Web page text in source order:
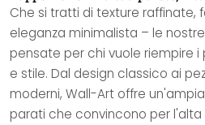
Che si tratti di texture raffinate,
eleganza minimalista – le
pensate per chi vuole riempire
e stile. Dal design classico ai
moderni, Wall-Art offre
parati che convincono per